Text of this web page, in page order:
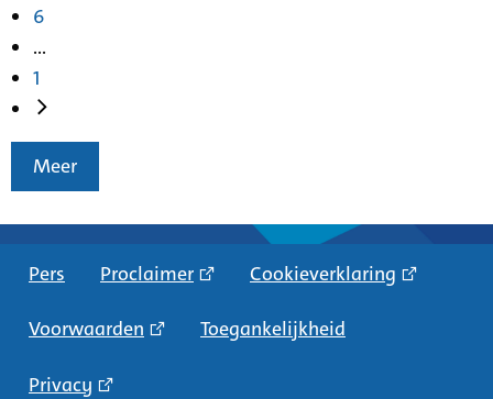
6
...
1
Meer
Pers Proclaimer Cookieverklaring
Voorwaarden Toegankelijkheid
Privacy